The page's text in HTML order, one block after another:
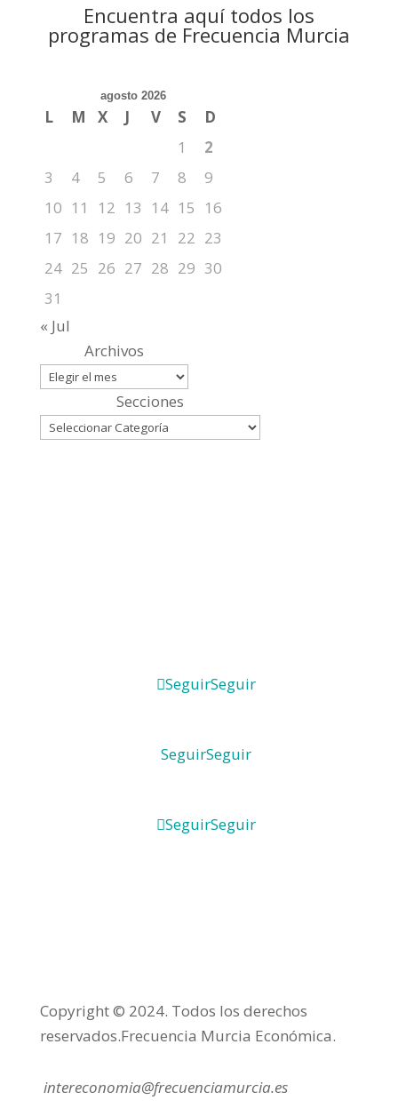
Encuentra aquí todos los
programas de Frecuencia Murcia
agosto 2026
L M X J V S
D
1
2
3
4 5 6 7 8
9
10 11 12 13 14 15
16
17 18 19 20 21 22 23
24 25 26 27 28 29 30
31
« Jul
Archivos
Secciones
SeguirSeguir
SeguirSeguir
SeguirSeguir
Copyright © 2024. Todos los derechos
reservados.Frecuencia Murcia Económica.
intereconomia@frecuenciamurcia.es